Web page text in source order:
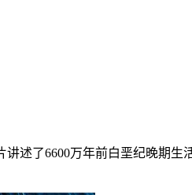
讲述了6600万年前白垩纪晚期